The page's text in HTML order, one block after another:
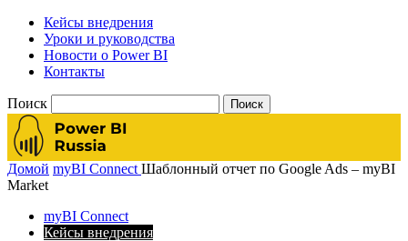
Кейсы внедрения
Уроки и руководства
Новости о Power BI
Контакты
Поиск
Домой myBI Connect Шаблонный отчет по Google Ads – myBI
Market
myBI Connect
Кейсы внедрения